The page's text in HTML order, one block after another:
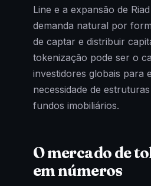
Line e a expansão de
demanda natural por
de captar e distribuir
tokenização pode ser o
investidores globais para
necessidade de
fundos imobiliários.
O mercado de
em números